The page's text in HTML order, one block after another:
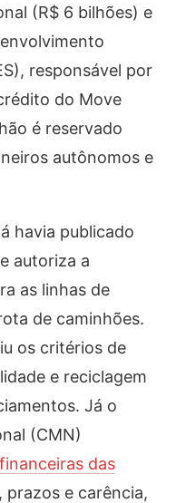
(R$ 6 bilhões) e
responsável por
do Move
é reservado
autônomos e
havia publicado
autoriza a
as linhas de
de caminhões.
os critérios de
e reciclagem
Já o
(CMN)
das
prazos e carência,